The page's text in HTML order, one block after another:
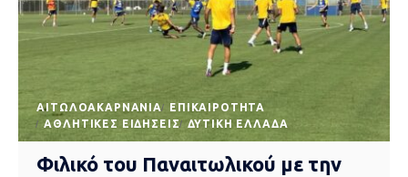
AΙΤΩΛΟΑΚΑΡΝΑΝΊΑ
EΠΙΚΑΙΡΌΤΗΤΑ
ΑΘΛΗΤΙΚΈΣ ΕΙΔΉΣΕΙΣ
ΔΥΤΙΚΉ ΕΛΛΆΔΑ
Φιλικό του Παναιτωλικού με την